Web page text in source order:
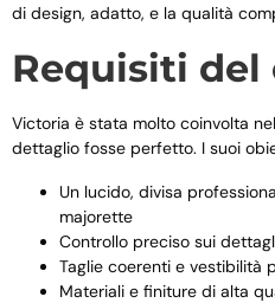
di design, adatto, e la qualità
Requisiti del
Victoria è stata molto coinvolta
dettaglio fosse perfetto. I suoi
Un lucido, divisa
majorette
Controllo preciso sui
Taglie coerenti e vestibilità
Materiali e finiture di alta